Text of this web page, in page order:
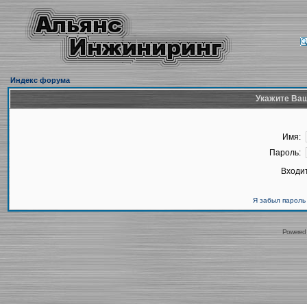
Индекс форума
Укажите
Имя:
Пароль:
Я забыл пароль